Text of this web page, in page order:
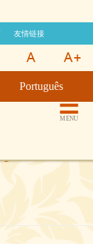
友情链接
Português
MENU